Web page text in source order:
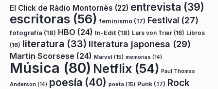
El Click de Ràdio Montornès (22) entrevista (39)
escritoras (56) feminismo (17) Festival (27)
fotografía (18) HBO (24) In-Edit (18) Lars von Trier (16) Libros
(16) literatura (33) literatura japonesa (29)
Martin Scorsese (24) Marvel (15) memorias (14)
Música (80) Netflix (54) Paul Thomas
Anderson (14) poesía (40) poeta (15) Punk (17) Rock